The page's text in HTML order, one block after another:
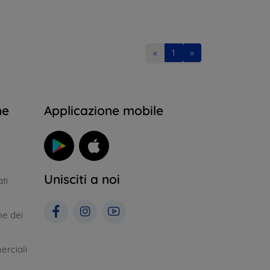
« 1 »
dei
Applicazione mobile
Unisciti a noi